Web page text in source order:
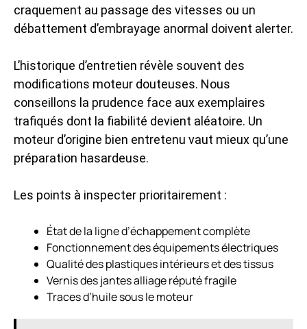
craquement au passage des vitesses ou un
débattement d’embrayage anormal doivent alerter.
L’historique d’entretien révèle souvent des
modifications moteur douteuses. Nous
conseillons la prudence face aux exemplaires
trafiqués dont la fiabilité devient aléatoire. Un
moteur d’origine bien entretenu vaut mieux qu’une
préparation hasardeuse.
Les points à inspecter prioritairement :
État de la ligne d’échappement complète
Fonctionnement des équipements électriques
Qualité des plastiques intérieurs et des tissus
Vernis des jantes alliage réputé fragile
Traces d’huile sous le moteur